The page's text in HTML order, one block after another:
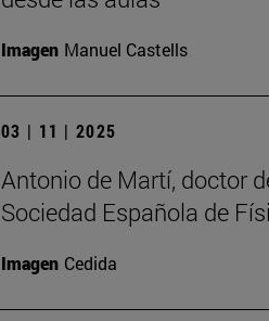
Imagen Manuel Castells
03 | 11 | 2025
Antonio de Martí, doctor
Sociedad Española de
Imagen Cedida